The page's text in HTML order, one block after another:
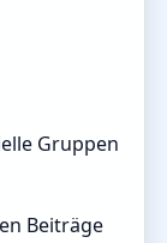
Gruppen
Beiträge